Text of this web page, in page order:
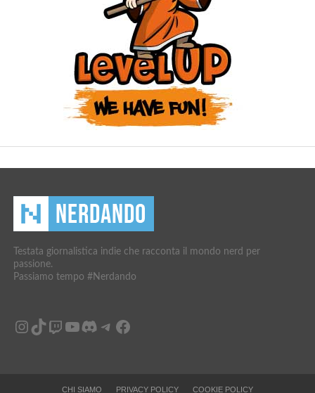
Testata giornalistica indie che racconta il mondo nerd per
passione.
Passiamo tempo #Nerdando
Instagram
TikTok
Twitch
YouTube
Discord
Telegram
Facebook
CHI SIAMO PRIVACY POLICY COOKIE POLICY